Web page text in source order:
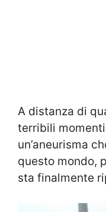
A distanza di
terribili
un’aneurisma
questo mondo,
sta finalmente